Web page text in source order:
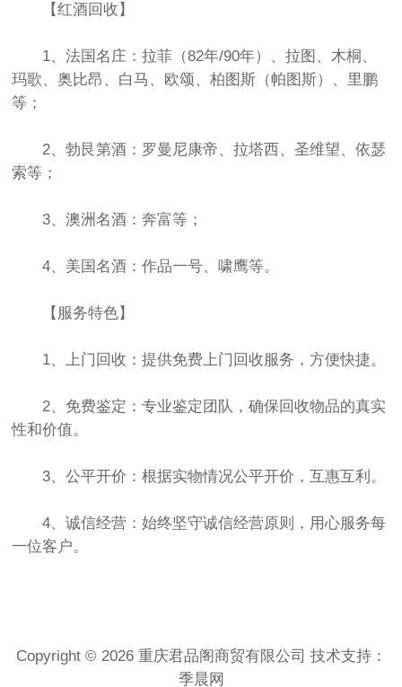
【红酒回收】
1、法国名庄：拉菲（82年/90年）、拉图、木桐、
玛歌、奥比昂、白马、欧颂、柏图斯（帕图斯）、里鹏
等；
2、勃艮第酒：罗曼尼康帝、拉塔西、圣维望、依瑟
索等；
3、澳洲名酒：奔富等；
4、美国名酒：作品一号、啸鹰等。
【服务特色】
1、上门回收：提供免费上门回收服务，方便快捷。
2、免费鉴定：专业鉴定团队，确保回收物品的真实
性和价值。
3、公平开价：根据实物情况公平开价，互惠互利。
4、诚信经营：始终坚守诚信经营原则，用心服务每
一位客户。
Copyright © 2026 重庆君品阁商贸有限公司 技术支持：
季晨网